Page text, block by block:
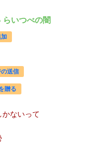
らいつべの闇
送信
贈る
ないって